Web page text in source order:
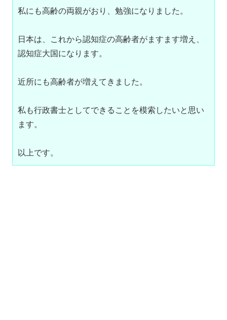
私にも高齢の両親がおり、勉強になりました。
日本は、これから認知症の高齢者がますます増え、
認知症大国になります。
近所にも高齢者が増えてきました。
私も行政書士としてできることを模索したいと思い
ます。
以上です。